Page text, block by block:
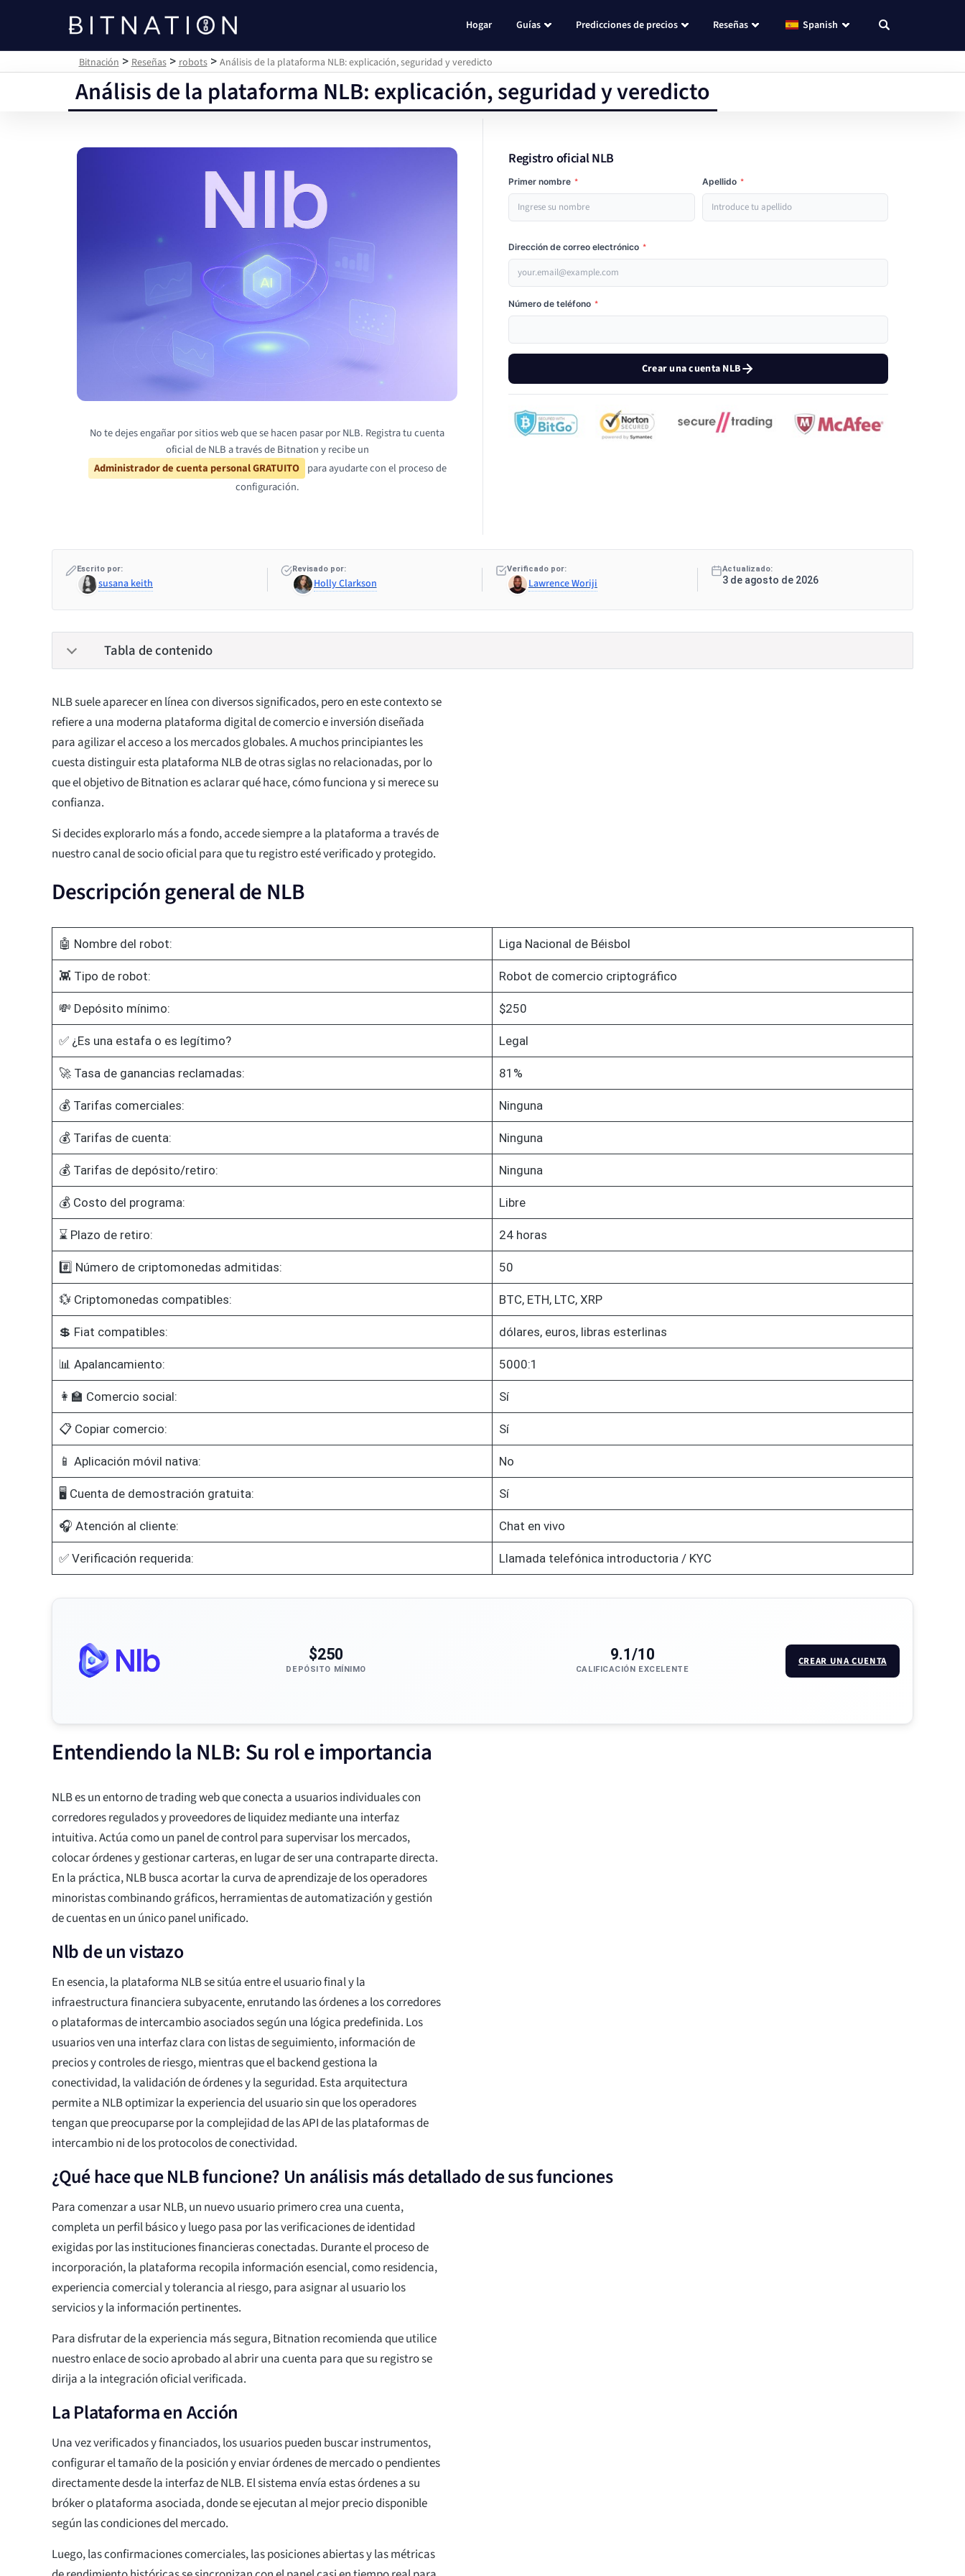
Bitnación
Hogar Guías Predicciones de precios Reseñas Spanish
Bitnación >Reseñas>robots> Análisis de la plataforma NLB: explicación, seguridad y veredicto
Análisis de la plataforma NLB: explicación, seguridad y veredicto
No te dejes engañar por sitios web que se hacen pasar por NLB. Registra tu cuenta
oficial de NLB a través de Bitnation y recibe un
Administrador de cuenta personal GRATUITO para ayudarte con el proceso de
configuración.
Registro oficial NLB
Primer nombre * Apellido *
Dirección de correo electrónico *
Número de teléfono *
Crear una cuenta NLB
Escrito por:
susana keith
Revisado por:
Holly Clarkson
Verificado por:
Lawrence Woriji
Actualizado:
3 de agosto de 2026
Tabla de contenido
NLB suele aparecer en línea con diversos significados, pero en este contexto se
refiere a una moderna plataforma digital de comercio e inversión diseñada
para agilizar el acceso a los mercados globales. A muchos principiantes les
cuesta distinguir esta plataforma NLB de otras siglas no relacionadas, por lo
que el objetivo de Bitnation es aclarar qué hace, cómo funciona y si merece su
confianza.
Si decides explorarlo más a fondo, accede siempre a la plataforma a través de
nuestro canal de socio oficial para que tu registro esté verificado y protegido.
Descripción general de NLB
🤖 Nombre del robot: Liga Nacional de Béisbol
👾 Tipo de robot: Robot de comercio criptográfico
💸 Depósito mínimo: $250
✅ ¿Es una estafa o es legítimo? Legal
🚀 Tasa de ganancias reclamadas: 81%
💰 Tarifas comerciales: Ninguna
💰 Tarifas de cuenta: Ninguna
💰 Tarifas de depósito/retiro: Ninguna
💰 Costo del programa: Libre
⌛ Plazo de retiro: 24 horas
#️⃣ Número de criptomonedas admitidas: 50
💱 Criptomonedas compatibles: BTC, ETH, LTC, XRP
💲 Fiat compatibles: dólares, euros, libras esterlinas
📊 Apalancamiento: 5000:1
👩‍🏫 Comercio social: Sí
📋 Copiar comercio: Sí
📱 Aplicación móvil nativa: No
🖥️ Cuenta de demostración gratuita: Sí
🎧 Atención al cliente: Chat en vivo
✅ Verificación requerida: Llamada telefónica introductoria / KYC
$250
DEPÓSITO MÍNIMO
9.1/10
CALIFICACIÓN EXCELENTE
CREAR UNA CUENTA
Entendiendo la NLB: Su rol e importancia
NLB es un entorno de trading web que conecta a usuarios individuales con
corredores regulados y proveedores de liquidez mediante una interfaz
intuitiva. Actúa como un panel de control para supervisar los mercados,
colocar órdenes y gestionar carteras, en lugar de ser una contraparte directa.
En la práctica, NLB busca acortar la curva de aprendizaje de los operadores
minoristas combinando gráficos, herramientas de automatización y gestión
de cuentas en un único panel unificado.
Nlb de un vistazo
En esencia, la plataforma NLB se sitúa entre el usuario final y la
infraestructura financiera subyacente, enrutando las órdenes a los corredores
o plataformas de intercambio asociados según una lógica predefinida. Los
usuarios ven una interfaz clara con listas de seguimiento, información de
precios y controles de riesgo, mientras que el backend gestiona la
conectividad, la validación de órdenes y la seguridad. Esta arquitectura
permite a NLB optimizar la experiencia del usuario sin que los operadores
tengan que preocuparse por la complejidad de las API de las plataformas de
intercambio ni de los protocolos de conectividad.
¿Qué hace que NLB funcione? Un análisis más detallado de sus funciones
Para comenzar a usar NLB, un nuevo usuario primero crea una cuenta,
completa un perfil básico y luego pasa por las verificaciones de identidad
exigidas por las instituciones financieras conectadas. Durante el proceso de
incorporación, la plataforma recopila información esencial, como residencia,
experiencia comercial y tolerancia al riesgo, para asignar al usuario los
servicios y la información pertinentes.
Para disfrutar de la experiencia más segura, Bitnation recomienda que utilice
nuestro enlace de socio aprobado al abrir una cuenta para que su registro se
dirija a la integración oficial verificada.
La Plataforma en Acción
Una vez verificados y financiados, los usuarios pueden buscar instrumentos,
configurar el tamaño de la posición y enviar órdenes de mercado o pendientes
directamente desde la interfaz de NLB. El sistema envía estas órdenes a su
bróker o plataforma asociada, donde se ejecutan al mejor precio disponible
según las condiciones del mercado.
Luego, las confirmaciones comerciales, las posiciones abiertas y las métricas